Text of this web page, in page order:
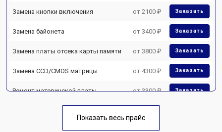
Замена кнопки включения от 2100 ₽ Заказать
Замена байонета от 3400 ₽ Заказать
Замена платы отсека карты памяти от 3800 ₽ Заказать
Замена CCD/CMOS матрицы от 4300 ₽ Заказать
Ремонт материнской платы от 3300 ₽ Заказать
Чистка матрицы фотоаппарата
Показать весь прайс